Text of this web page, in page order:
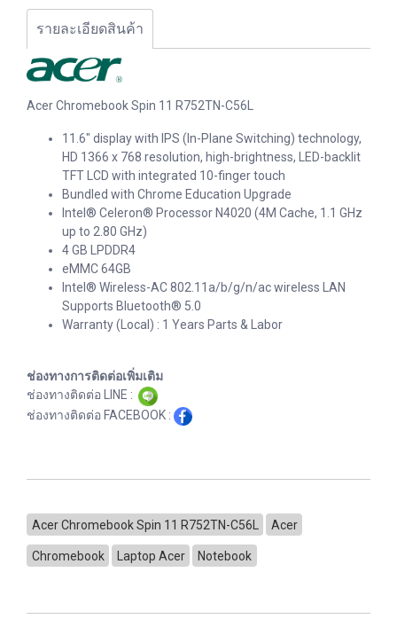
รายละเอียดสินค้า
Acer Chromebook Spin 11 R752TN-C56L
11.6" display with IPS (In-Plane Switching) technology,
HD 1366 x 768 resolution, high-brightness, LED-backlit
TFT LCD with integrated 10-finger touch
Bundled with Chrome Education Upgrade
Intel® Celeron® Processor N4020 (4M Cache, 1.1 GHz
up to 2.80 GHz)
4 GB LPDDR4
eMMC 64GB
Intel® Wireless-AC 802.11a/b/g/n/ac wireless LAN
Supports Bluetooth® 5.0
Warranty (Local) : 1 Years Parts & Labor
ช่องทางการติดต่อเพิ่มเติม
ช่องทางติดต่อ LINE :
ช่องทางติดต่อ FACEBOOK :
Acer Chromebook Spin 11 R752TN-C56L Acer
Chromebook Laptop Acer Notebook